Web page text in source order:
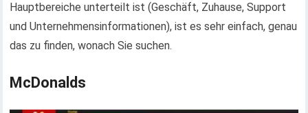
Hauptbereiche unterteilt ist (Geschäft, Zuhause, Support
und Unternehmensinformationen), ist es sehr einfach, genau
das zu finden, wonach Sie suchen.
McDonalds